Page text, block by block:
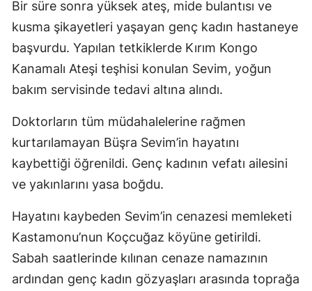
Bir süre sonra yüksek ateş, mide bulantısı ve
kusma şikayetleri yaşayan genç kadın hastaneye
başvurdu. Yapılan tetkiklerde Kırım Kongo
Kanamalı Ateşi teşhisi konulan Sevim, yoğun
bakım servisinde tedavi altına alındı.
Doktorların tüm müdahalelerine rağmen
kurtarılamayan Büşra Sevim’in hayatını
kaybettiği öğrenildi. Genç kadının vefatı ailesini
ve yakınlarını yasa boğdu.
Hayatını kaybeden Sevim’in cenazesi memleketi
Kastamonu’nun Koçcuğaz köyüne getirildi.
Sabah saatlerinde kılınan cenaze namazının
ardından genç kadın gözyaşları arasında toprağa